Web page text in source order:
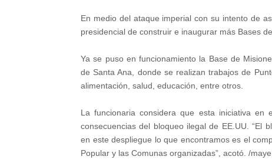
En medio del ataque imperial con su intento de
presidencial de construir e inaugurar más Bases
Ya se puso en funcionamiento la Base de
de Santa Ana, donde se realizan trabajos de
alimentación, salud, educación, entre otros.
La funcionaria considera que esta iniciativa en
consecuencias del bloqueo ilegal de EE.UU. “El
en este despliegue lo que encontramos es el
Popular y las Comunas organizadas”, acotó. /maye